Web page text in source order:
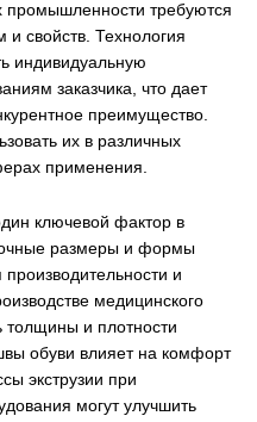
промышленности требуются
свойств. Технология
индивидуальную
заказчика, что дает
преимущество.
их в различных
применения.
ключевой фактор в
размеры и формы
и
медицинского
толщины и плотности
обуви влияет на комфорт
экструзии при
могут улучшить